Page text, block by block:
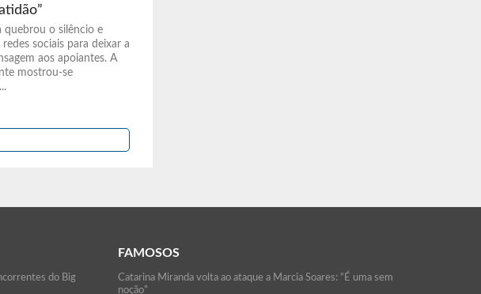
quebrou o silêncio e
redes sociais para deixar a
aos apoiantes. A
mostrou-se
do Big
FAMOSOS
Catarina Miranda volta ao ataque a Marcia Soares: “É uma sem
noção”